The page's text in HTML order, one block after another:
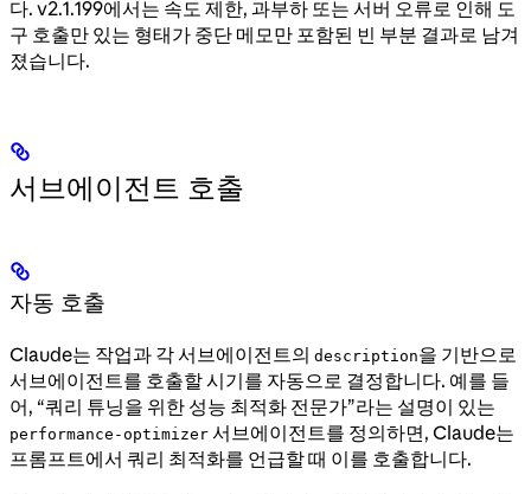
다. v2.1.199에서는 속도 제한, 과부하 또는 서버 오류로 인해 도
구 호출만 있는 형태가 중단 메모만 포함된 빈 부분 결과로 남겨
졌습니다.
서브에이전트 호출
자동 호출
Claude는 작업과 각 서브에이전트의 description을 기반으로
서브에이전트를 호출할 시기를 자동으로 결정합니다. 예를 들
어, “쿼리 튜닝을 위한 성능 최적화 전문가”라는 설명이 있는
performance-optimizer 서브에이전트를 정의하면, Claude는
프롬프트에서 쿼리 최적화를 언급할 때 이를 호출합니다.